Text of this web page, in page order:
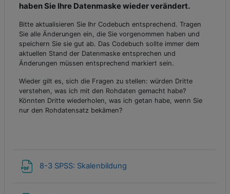
haben Sie Ihre Datenmaske wieder verändert.
Bitte aktualisieren Sie Ihr Codebuch entsprechend. Tragen
Sie alle Änderungen ein, die Sie vorgenommen haben und
speichern Sie sie gut ab. Das Codebuch sollte immer dem
aktuellen Stand der Datenmaske entsprechen und
Änderungen müssen entsprechend markiert sein.
Wieder gilt es, sich die Fragen zu stellen: würden Dritte
verstehen, was ich mit den Rohdaten gemacht habe?
Könnten Dritte wiederholen, was ich getan habe, wenn Sie
nur den Rohdatensatz bekämen?
8-3 SPSS: Skalenbildung